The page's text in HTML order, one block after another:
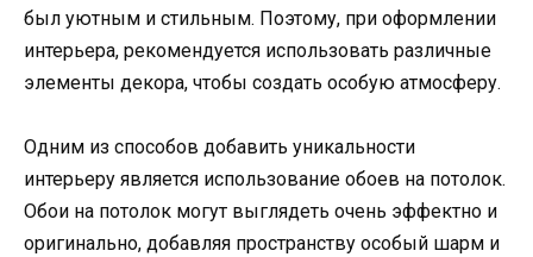
был уютным и стильным. Поэтому, при оформлении
интерьера, рекомендуется использовать различные
элементы декора, чтобы создать особую атмосферу.
Одним из способов добавить уникальности
интерьеру является использование обоев на потолок.
Обои на потолок могут выглядеть очень эффектно и
оригинально, добавляя пространству особый шарм и